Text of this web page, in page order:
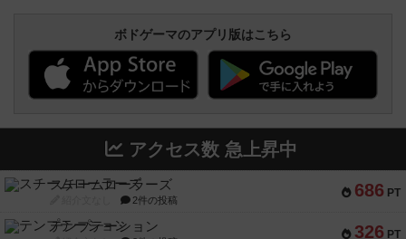
ボドゲーマのアプリ版はこちら
アクセス数 急上昇中
686 PT
スチームローラーズ
2件の投稿
326 PT
テンプテーション